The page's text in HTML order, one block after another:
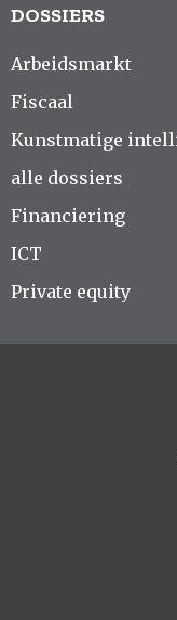
DOSSIERS
Arbeidsmarkt
Fiscaal
Kunstmatige
alle dossiers
Financiering
ICT
Private equity